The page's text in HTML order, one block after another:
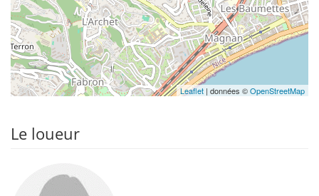
Leaflet | données ©OpenStreetMap
Le loueur